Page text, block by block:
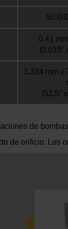
0.41
(0.015"
1.334 mm x
(52.5"
de
de orificio. Los